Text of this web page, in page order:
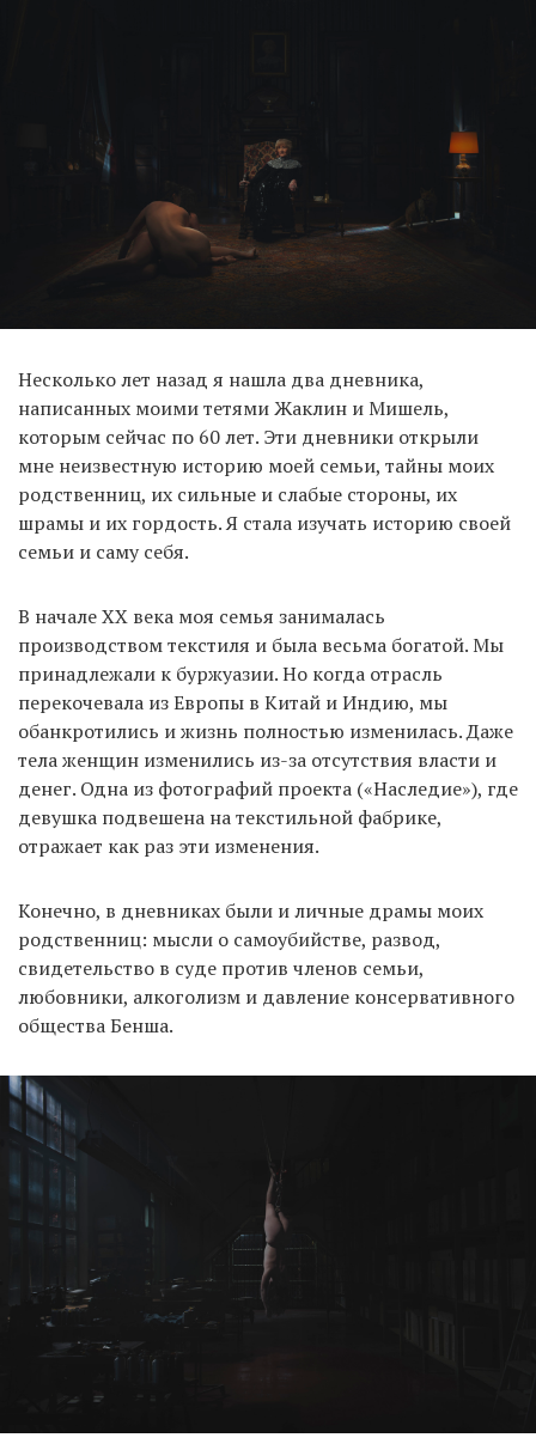
Несколько лет назад я нашла два дневника,
написанных моими тетями Жаклин и Мишель,
которым сейчас по 60 лет. Эти дневники открыли
мне неизвестную историю моей семьи, тайны моих
родственниц, их сильные и слабые стороны, их
шрамы и их гордость. Я стала изучать историю своей
семьи и саму себя.
В начале ХХ века моя семья занималась
производством текстиля и была весьма богатой. Мы
принадлежали к буржуазии. Но когда отрасль
перекочевала из Европы в Китай и Индию, мы
обанкротились и жизнь полностью изменилась. Даже
тела женщин изменились из-за отсутствия власти и
денег. Одна из фотографий проекта («Наследие»), где
девушка подвешена на текстильной фабрике,
отражает как раз эти изменения.
Конечно, в дневниках были и личные драмы моих
родственниц: мысли о самоубийстве, развод,
свидетельство в суде против членов семьи,
любовники, алкоголизм и давление консервативного
общества Бенша.